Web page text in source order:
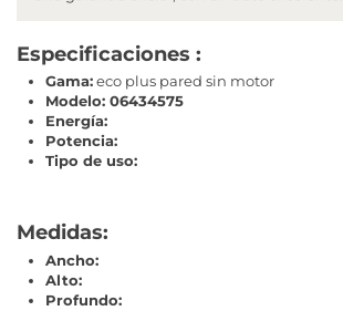
Especificaciones :
Gama:eco plus pared sin motor
Modelo: 06434575
Energía:
Potencia:
Tipo de uso:
Medidas:
Ancho:
Alto:
Profundo: